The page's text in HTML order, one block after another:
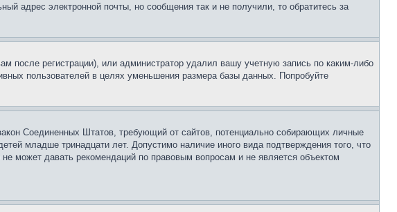
адрес электронной почты, но сообщения так и не получили, то обратитесь за
после регистрации), или администратор удалил вашу учетную запись по каким-либо
пользователей в целях уменьшения размера базы данных. Попробуйте
Соединенных Штатов, требующий от сайтов, потенциально собирающих личные
младше тринадцати лет. Допустимо наличие иного вида подтверждения того, что
может давать рекомендаций по правовым вопросам и не является объектом